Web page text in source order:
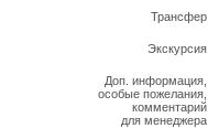
Трансфер
Экскурсия
Доп. информация,
особые пожелания,
комментарий
для менеджера